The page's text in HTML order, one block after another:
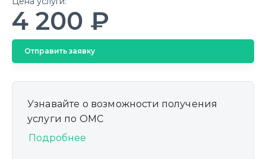
4 200 ₽
Отправить заявку
Узнавайте о возможности получения
услуги по ОМС
Подробнее